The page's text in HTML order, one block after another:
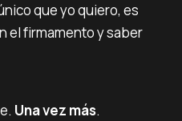
que yo quiero, es
el firmamento y saber
Una vez más.